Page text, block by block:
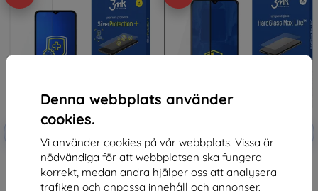
Denna webbplats använder
cookies.
Vi använder cookies på vår webbplats. Vissa är
nödvändiga för att webbplatsen ska fungera
korrekt, medan andra hjälper oss att analysera
trafiken och anpassa innehåll och annonser.
Rabatt
kupong
3MK Silver Protect+ Samsung
A03s 4G Wet-mounted
Antimicrobial Film
kupong
3MK HG Max Lite Samsung A03s
4G black
136 kr